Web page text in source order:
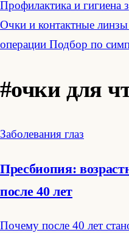
Профилактика и гигиена
Очки и контактные линзы
операции Подбор по
#очки для
Заболевания глаз
Пресбиопия:
после 40 лет
Почему после 40 лет